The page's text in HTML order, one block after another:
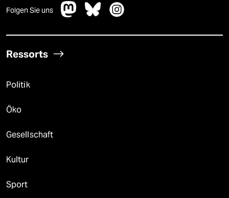
Folgen Sie uns
Ressorts
Politik
Öko
Gesellschaft
Kultur
Sport